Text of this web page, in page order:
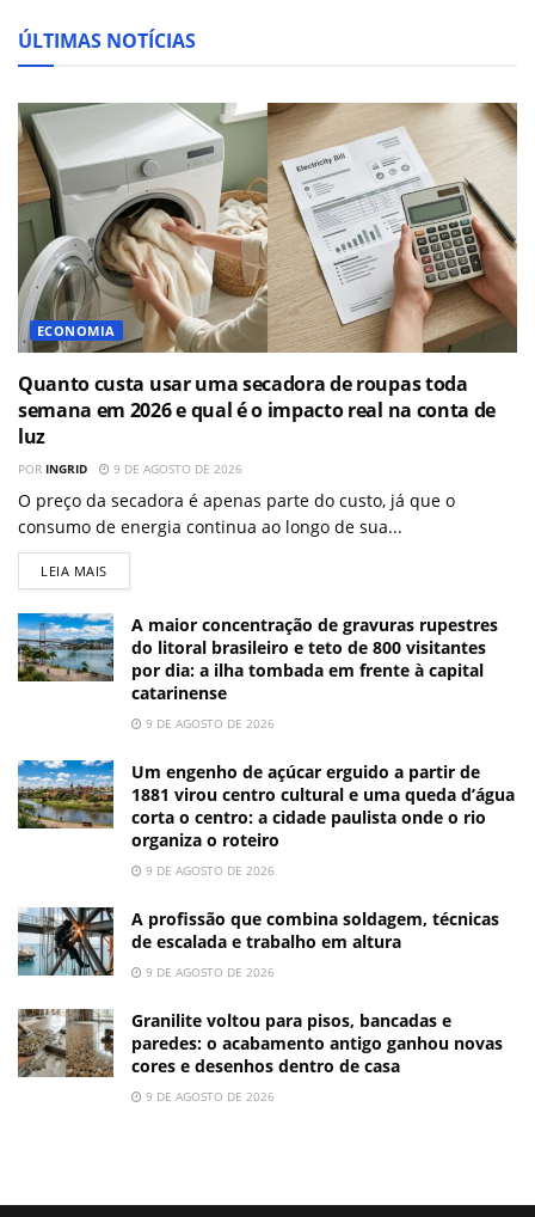
ÚLTIMAS NOTÍCIAS
ECONOMIA
Quanto custa usar uma secadora de roupas toda
semana em 2026 e qual é o impacto real na conta de
luz
POR INGRID 9 DE AGOSTO DE 2026
O preço da secadora é apenas parte do custo, já que o
consumo de energia continua ao longo de sua...
LEIA MAIS
A maior concentração de gravuras rupestres
do litoral brasileiro e teto de 800 visitantes
por dia: a ilha tombada em frente à capital
catarinense
9 DE AGOSTO DE 2026
Um engenho de açúcar erguido a partir de
1881 virou centro cultural e uma queda d’água
corta o centro: a cidade paulista onde o rio
organiza o roteiro
9 DE AGOSTO DE 2026
A profissão que combina soldagem, técnicas
de escalada e trabalho em altura
9 DE AGOSTO DE 2026
Granilite voltou para pisos, bancadas e
paredes: o acabamento antigo ganhou novas
cores e desenhos dentro de casa
9 DE AGOSTO DE 2026